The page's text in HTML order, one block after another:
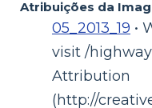
Atribuições da
05_2013_19 •
visit /
Attribution
(http://